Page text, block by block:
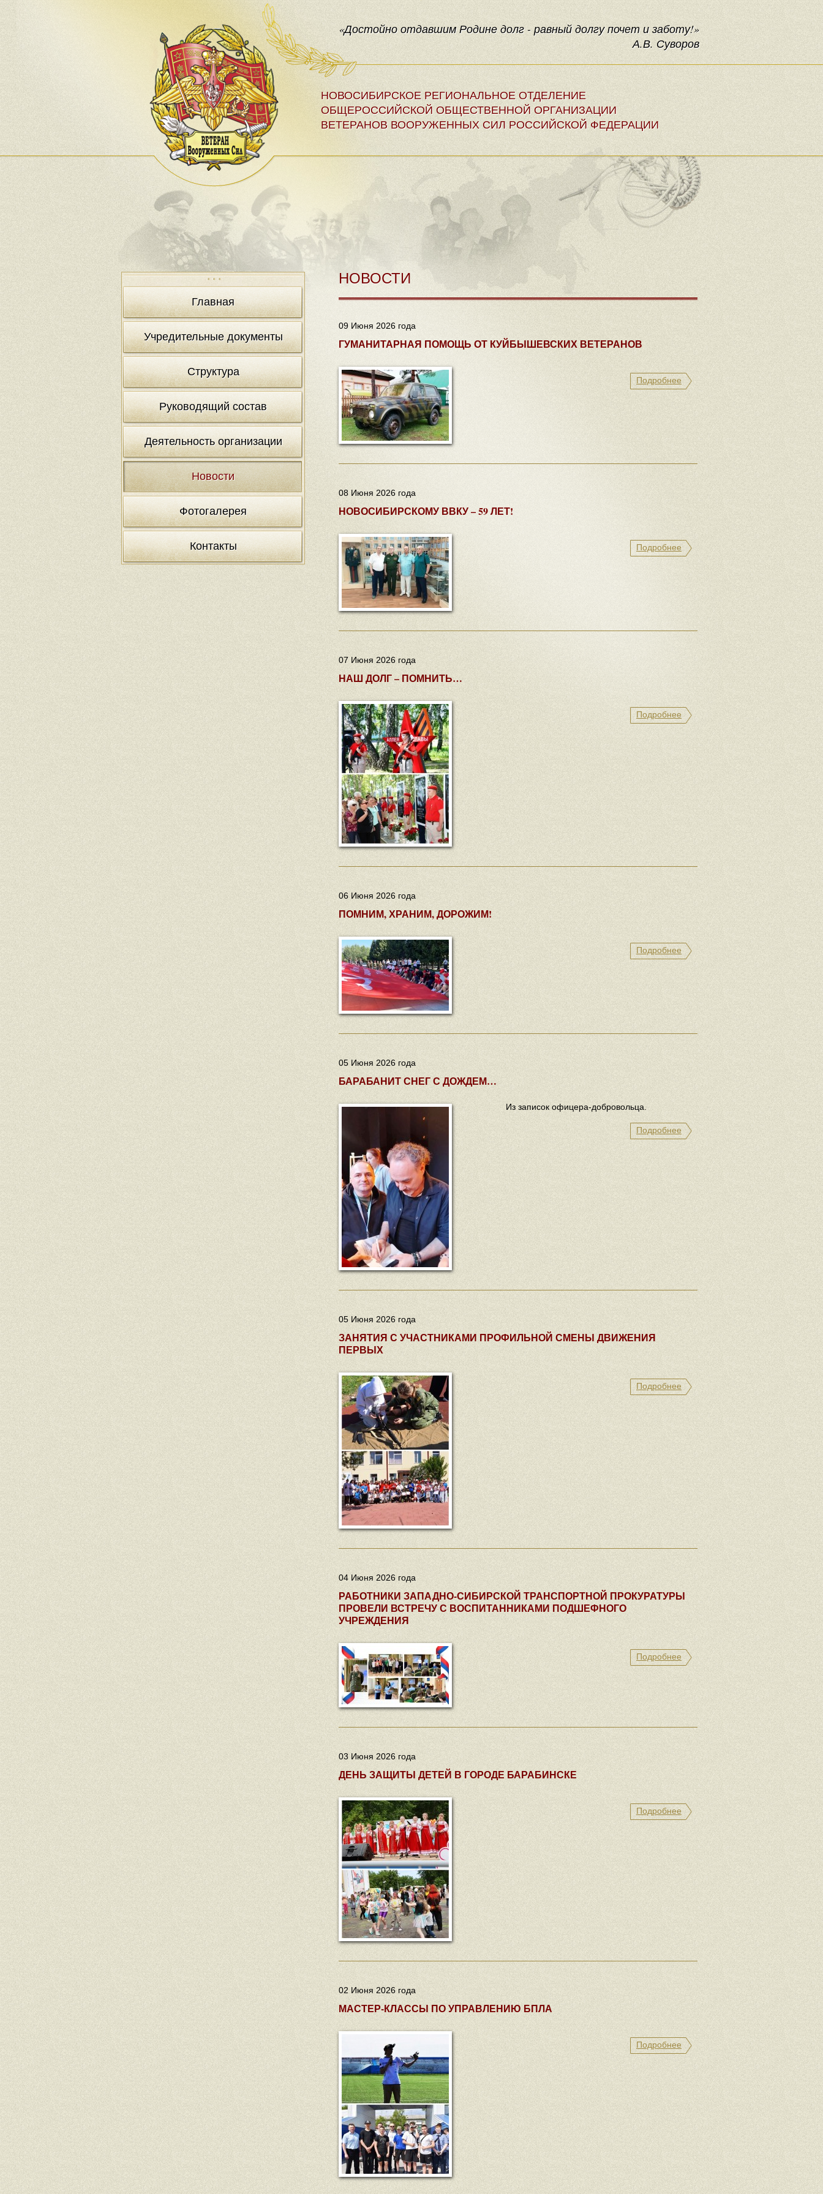
«Достойно отдавшим Родине долг - равный долгу почет и заботу!»
А.В. Суворов
НОВОСИБИРСКОЕ РЕГИОНАЛЬНОЕ ОТДЕЛЕНИЕ
ОБЩЕРОССИЙСКОЙ ОБЩЕСТВЕННОЙ ОРГАНИЗАЦИИ
ВЕТЕРАНОВ ВООРУЖЕННЫХ СИЛ РОССИЙСКОЙ ФЕДЕРАЦИИ
Главная
Учредительные документы
Структура
Руководящий состав
Деятельность организации
Новости
Фотогалерея
Контакты
НОВОСТИ
09 Июня 2026 года
ГУМАНИТАРНАЯ ПОМОЩЬ ОТ КУЙБЫШЕВСКИХ ВЕТЕРАНОВ
Подробнее
08 Июня 2026 года
НОВОСИБИРСКОМУ ВВКУ – 59 ЛЕТ!
Подробнее
07 Июня 2026 года
НАШ ДОЛГ – ПОМНИТЬ…
Подробнее
06 Июня 2026 года
ПОМНИМ, ХРАНИМ, ДОРОЖИМ!
Подробнее
05 Июня 2026 года
БАРАБАНИТ СНЕГ С ДОЖДЕМ…
Из записок офицера-добровольца.
Подробнее
05 Июня 2026 года
ЗАНЯТИЯ С УЧАСТНИКАМИ ПРОФИЛЬНОЙ СМЕНЫ ДВИЖЕНИЯ
ПЕРВЫХ
Подробнее
04 Июня 2026 года
РАБОТНИКИ ЗАПАДНО-СИБИРСКОЙ ТРАНСПОРТНОЙ ПРОКУРАТУРЫ
ПРОВЕЛИ ВСТРЕЧУ С ВОСПИТАННИКАМИ ПОДШЕФНОГО
УЧРЕЖДЕНИЯ
Подробнее
03 Июня 2026 года
ДЕНЬ ЗАЩИТЫ ДЕТЕЙ В ГОРОДЕ БАРАБИНСКЕ
Подробнее
02 Июня 2026 года
МАСТЕР-КЛАССЫ ПО УПРАВЛЕНИЮ БПЛА
Подробнее